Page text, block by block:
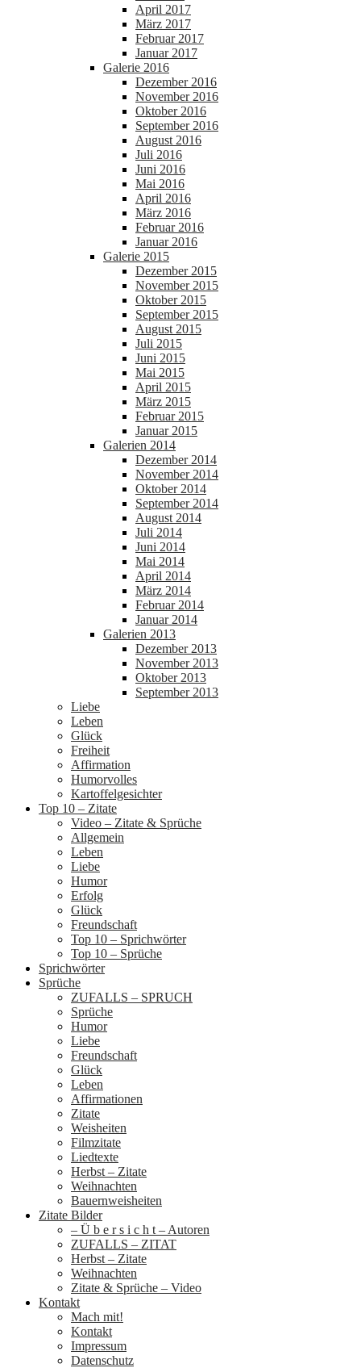
April 2017
März 2017
Februar 2017
Januar 2017
Galerie 2016
Dezember 2016
November 2016
Oktober 2016
September 2016
August 2016
Juli 2016
Juni 2016
Mai 2016
April 2016
März 2016
Februar 2016
Januar 2016
Galerie 2015
Dezember 2015
November 2015
Oktober 2015
September 2015
August 2015
Juli 2015
Juni 2015
Mai 2015
April 2015
März 2015
Februar 2015
Januar 2015
Galerien 2014
Dezember 2014
November 2014
Oktober 2014
September 2014
August 2014
Juli 2014
Juni 2014
Mai 2014
April 2014
März 2014
Februar 2014
Januar 2014
Galerien 2013
Dezember 2013
November 2013
Oktober 2013
September 2013
Liebe
Leben
Glück
Freiheit
Affirmation
Humorvolles
Kartoffelgesichter
Top 10 – Zitate
Video – Zitate & Sprüche
Allgemein
Leben
Liebe
Humor
Erfolg
Glück
Freundschaft
Top 10 – Sprichwörter
Top 10 – Sprüche
Sprichwörter
Sprüche
ZUFALLS – SPRUCH
Sprüche
Humor
Liebe
Freundschaft
Glück
Leben
Affirmationen
Zitate
Weisheiten
Filmzitate
Liedtexte
Herbst – Zitate
Weihnachten
Bauernweisheiten
Zitate Bilder
– Ü b e r s i c h t – Autoren
ZUFALLS – ZITAT
Herbst – Zitate
Weihnachten
Zitate & Sprüche – Video
Kontakt
Mach mit!
Kontakt
Impressum
Datenschutz